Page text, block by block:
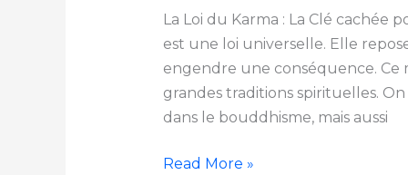
La Loi du Karma : La Clé
est une loi universelle. Elle
engendre une conséquence. Ce
grandes traditions spirituelles.
dans le bouddhisme, mais aussi
Read More »